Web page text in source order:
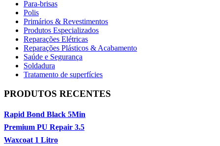
Para-brisas
Polis
Primários & Revestimentos
Produtos Especializados
Reparações Elétricas
Reparações Plásticos & Acabamento
Saúde e Segurança
Soldadura
Tratamento de superfícies
PRODUTOS RECENTES
Rapid Bond Black 5Min
Premium PU Repair 3.5
Waxcoat 1 Litro